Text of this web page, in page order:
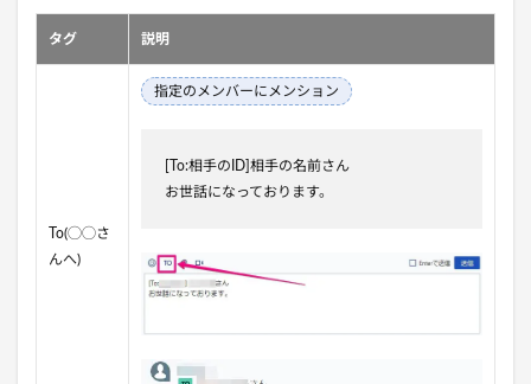
タグ 説明
To(◯◯さ
んへ)
指定のメンバーにメンション
[To:相手のID]相手の名前さん
お世話になっております。